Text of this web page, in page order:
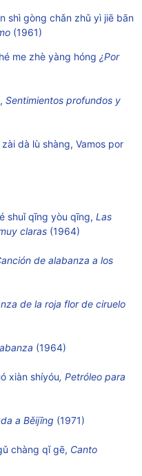
shì gòng chǎn zhǔ yì jiē bān
(1961)
me zhè yàng hóng ¿Por
Sentimientos profundos y
zài dà lù shàng, Vamos por
shuǐ qīng yòu qīng, Las
claras (1964)
de alabanza a los
de la roja flor de ciruelo
(1964)
xiàn shíyóu, Petróleo para
a Běijīng (1971)
chàng qǐ gē, Canto